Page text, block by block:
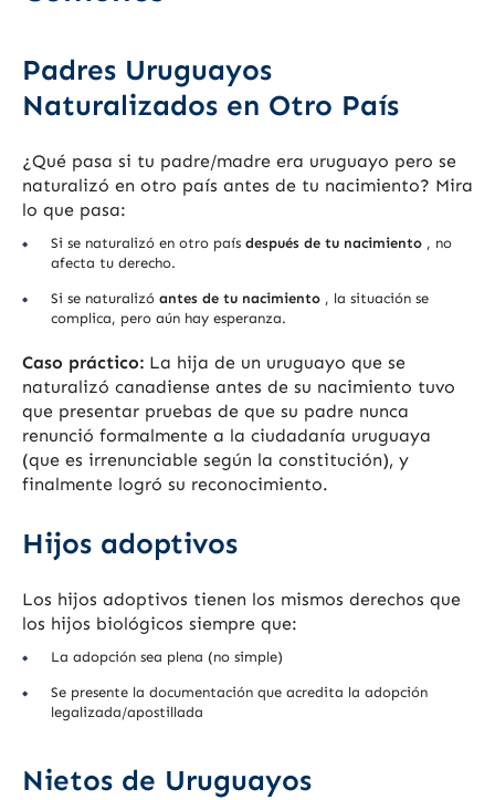
Padres Uruguayos
Naturalizados en Otro País
¿Qué pasa si tu padre/madre era uruguayo pero se
naturalizó en otro país antes de tu nacimiento? Mira
lo que pasa:
Si se naturalizó en otro país después de tu nacimiento , no
afecta tu derecho.
Si se naturalizó antes de tu nacimiento , la situación se
complica, pero aún hay esperanza.
Caso práctico: La hija de un uruguayo que se
naturalizó canadiense antes de su nacimiento tuvo
que presentar pruebas de que su padre nunca
renunció formalmente a la ciudadanía uruguaya
(que es irrenunciable según la constitución), y
finalmente logró su reconocimiento.
Hijos adoptivos
Los hijos adoptivos tienen los mismos derechos que
los hijos biológicos siempre que:
La adopción sea plena (no simple)
Se presente la documentación que acredita la adopción
legalizada/apostillada
Nietos de Uruguayos